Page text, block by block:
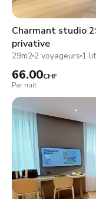
Charmant studio
privative
29m2 2 voyageurs 1 lit
66.00CHF
Par nuit